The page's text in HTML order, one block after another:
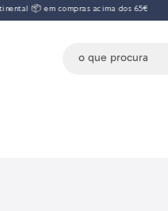
📦 em compras acima dos 65€